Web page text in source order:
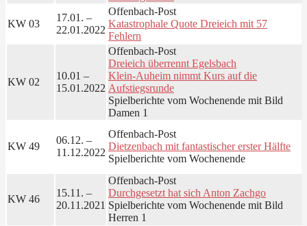
KW 03
17.01. –
22.01.2022
Offenbach-Post
Katastrophale Quote Dreieich mit 57
Fehlern
KW 02
10.01 –
15.01.2022
Offenbach-Post
Dreieich überrennt Egelsbach
Klein-Auheim nimmt Kurs auf die
Aufstiegsrunde
Spielberichte vom Wochenende mit Bild
Damen 1
KW 49
06.12. –
11.12.2022
Offenbach-Post
Dietzenbach mit fantastischer erster Hälfte
Spielberichte vom Wochenende
KW 46
15.11. –
20.11.2021
Offenbach-Post
Durchgesetzt hat sich Anton Zachgo
Spielberichte vom Wochenende mit Bild
Herren 1